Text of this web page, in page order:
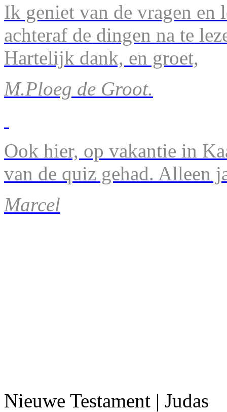
Ik geniet van de vragen en
achteraf de dingen na te
Hartelijk dank, en groet,
M.Ploeg de Groot.
Ook hier, op vakantie in
van de quiz gehad. Alleen
Marcel
Nieuwe Testament | Judas